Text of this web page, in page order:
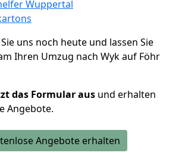
Wuppertal
uns noch heute und lassen Sie
Ihren Umzug nach Wyk auf Föhr
das Formular aus und erhalten
Angebote.
Angebote erhalten